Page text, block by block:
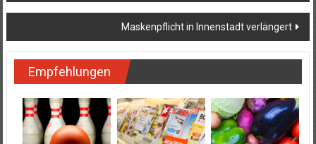
Maskenpflicht in Innenstadt verlängert
Empfehlungen